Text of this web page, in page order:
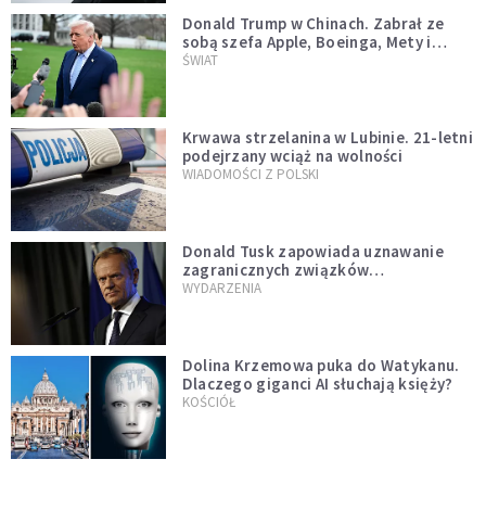
Donald Trump w Chinach. Zabrał ze
sobą szefa Apple, Boeinga, Mety i
Muska
ŚWIAT
Krwawa strzelanina w Lubinie. 21-letni
podejrzany wciąż na wolności
WIADOMOŚCI Z POLSKI
Donald Tusk zapowiada uznawanie
zagranicznych związków
jednopłciowych. "Państwo oblało ten
WYDARZENIA
Dolina Krzemowa puka do Watykanu.
Dlaczego giganci AI słuchają księży?
KOŚCIÓŁ